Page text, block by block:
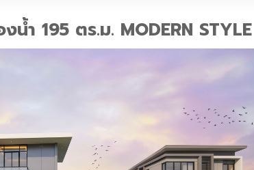
ำ 195 ตร.ม. MODERN STYLE